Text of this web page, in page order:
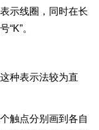
示线圈，同时在长
。
种表示法较为直
触点分别画到各自